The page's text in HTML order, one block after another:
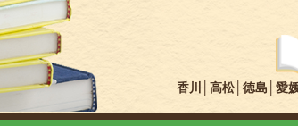
香川│高松│徳島│